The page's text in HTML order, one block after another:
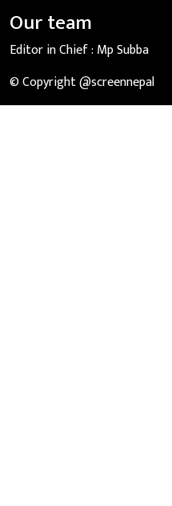
Our team
Editor in Chief : Mp Subba
© Copyright @screennepal